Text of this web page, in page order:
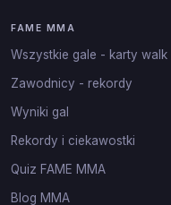
FAME MMA
Wszystkie gale - karty walk
Zawodnicy - rekordy
Wyniki gal
Rekordy i ciekawostki
Quiz FAME MMA
Blog MMA